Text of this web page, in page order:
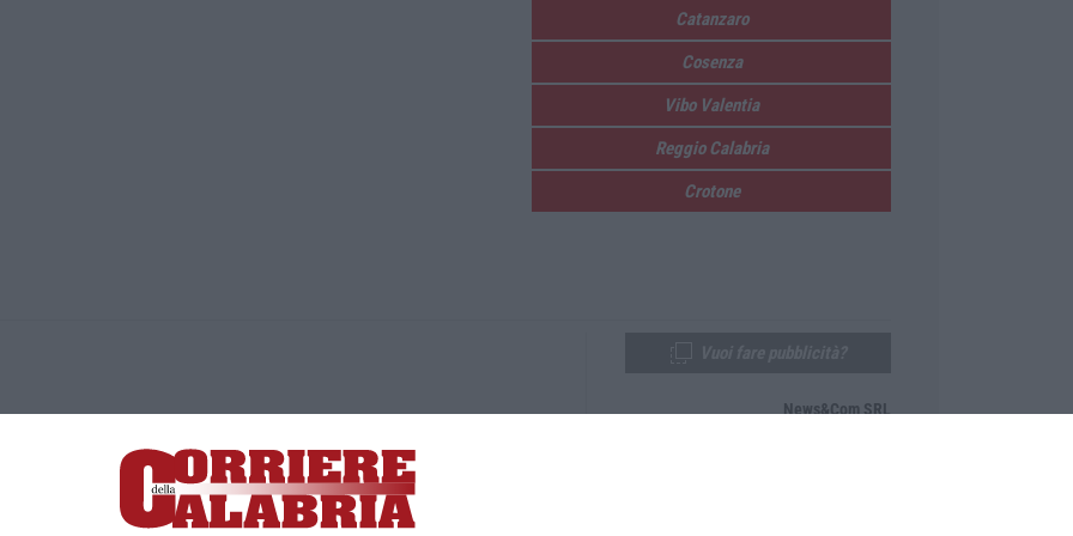
Catanzaro
Cosenza
Vibo Valentia
Reggio Calabria
Crotone
Lamezia Terme (CZ)
responsabile Paola Militano |Privacy
News&Com SRL